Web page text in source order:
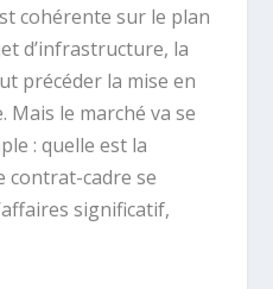
cohérente sur le plan
d’infrastructure, la
précéder la mise en
Mais le marché va se
: quelle est la
contrat-cadre se
significatif,